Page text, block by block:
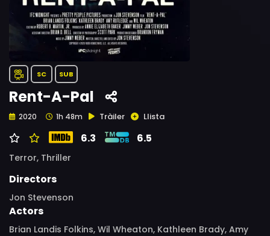
SC SUB
Rent-A-Pal
2020 1h 48m Tràiler Llista
6.3 6.5
Terror, Thriller
Directors
Jon Stevenson
Actors
Brian Landis Folkins, Wil Wheaton, Kathleen Brady, Amy